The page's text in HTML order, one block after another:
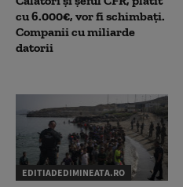
cu 6.000€, vor fi schimbați.
Companii cu miliarde
datorii
EDITIADEDIMINEATA.RO